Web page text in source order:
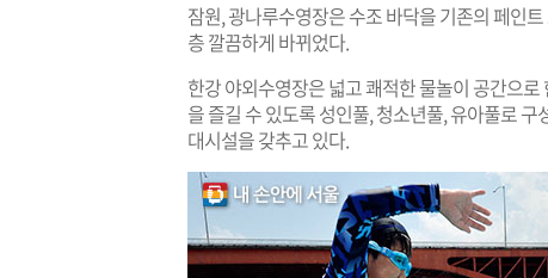
잠원, 광나루수영장은 수조 바닥을 기존의 페인
층 깔끔하게 바뀌었다.
한강 야외수영장은 넓고 쾌적한 물놀이 공간으
을 즐길 수 있도록 성인풀, 청소년풀, 유아풀로
대시설을 갖추고 있다.